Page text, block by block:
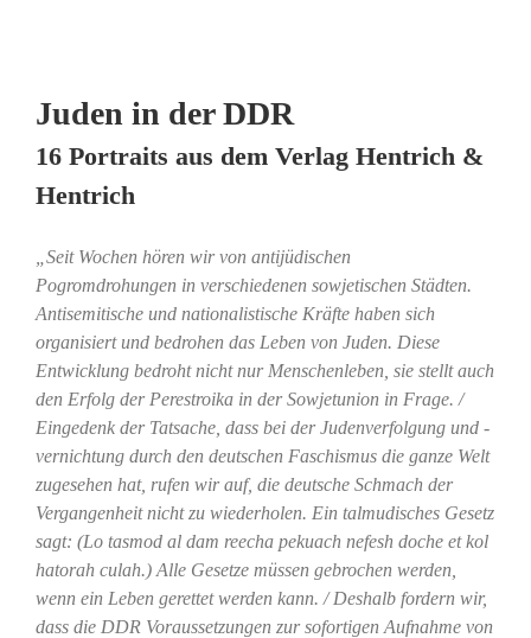
Juden in der DDR
16 Portraits aus dem Verlag Hentrich &
Hentrich
„Seit Wochen hören wir von antijüdischen
Pogromdrohungen in verschiedenen sowjetischen Städten.
Antisemitische und nationalistische Kräfte haben sich
organisiert und bedrohen das Leben von Juden. Diese
Entwicklung bedroht nicht nur Menschenleben, sie stellt auch
den Erfolg der Perestroika in der Sowjetunion in Frage. /
Eingedenk der Tatsache, dass bei der Judenverfolgung und -
vernichtung durch den deutschen Faschismus die ganze Welt
zugesehen hat, rufen wir auf, die deutsche Schmach der
Vergangenheit nicht zu wiederholen. Ein talmudisches Gesetz
sagt: (Lo tasmod al dam reecha pekuach nefesh doche et kol
hatorah culah.) Alle Gesetze müssen gebrochen werden,
wenn ein Leben gerettet werden kann. / Deshalb fordern wir,
dass die DDR Voraussetzungen zur sofortigen Aufnahme von